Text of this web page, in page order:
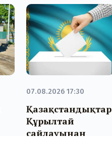
07.08.2026 17:30
Қазақстандықтар
Құрылтай
сайлауынан